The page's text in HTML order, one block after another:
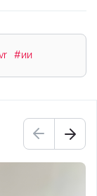
#ии